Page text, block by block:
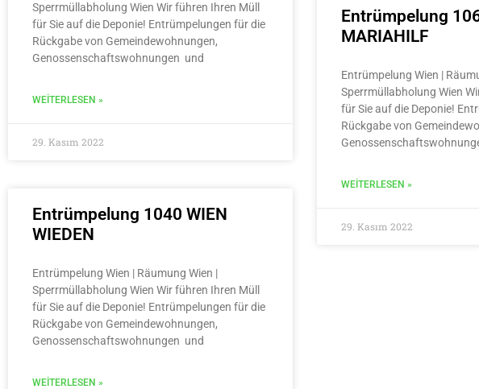
Sperrmüllabholung Wien Wir führen Ihren Müll
für Sie auf die Deponie! Entrümpelungen für die
Rückgabe von Gemeindewohnungen,
Genossenschaftswohnungen und
WEITERLESEN »
29. Kasım 2022
Entrümpelung
MARIAHILF
Entrümpelung Wien |
Sperrmüllabholung Wien
für Sie auf die Deponie!
Rückgabe von
WEITERLESEN »
29. Kasım 2022
Entrümpelung 1040 WIEN
WIEDEN
Entrümpelung Wien | Räumung Wien |
Sperrmüllabholung Wien Wir führen Ihren Müll
für Sie auf die Deponie! Entrümpelungen für die
Rückgabe von Gemeindewohnungen,
Genossenschaftswohnungen und
WEITERLESEN »